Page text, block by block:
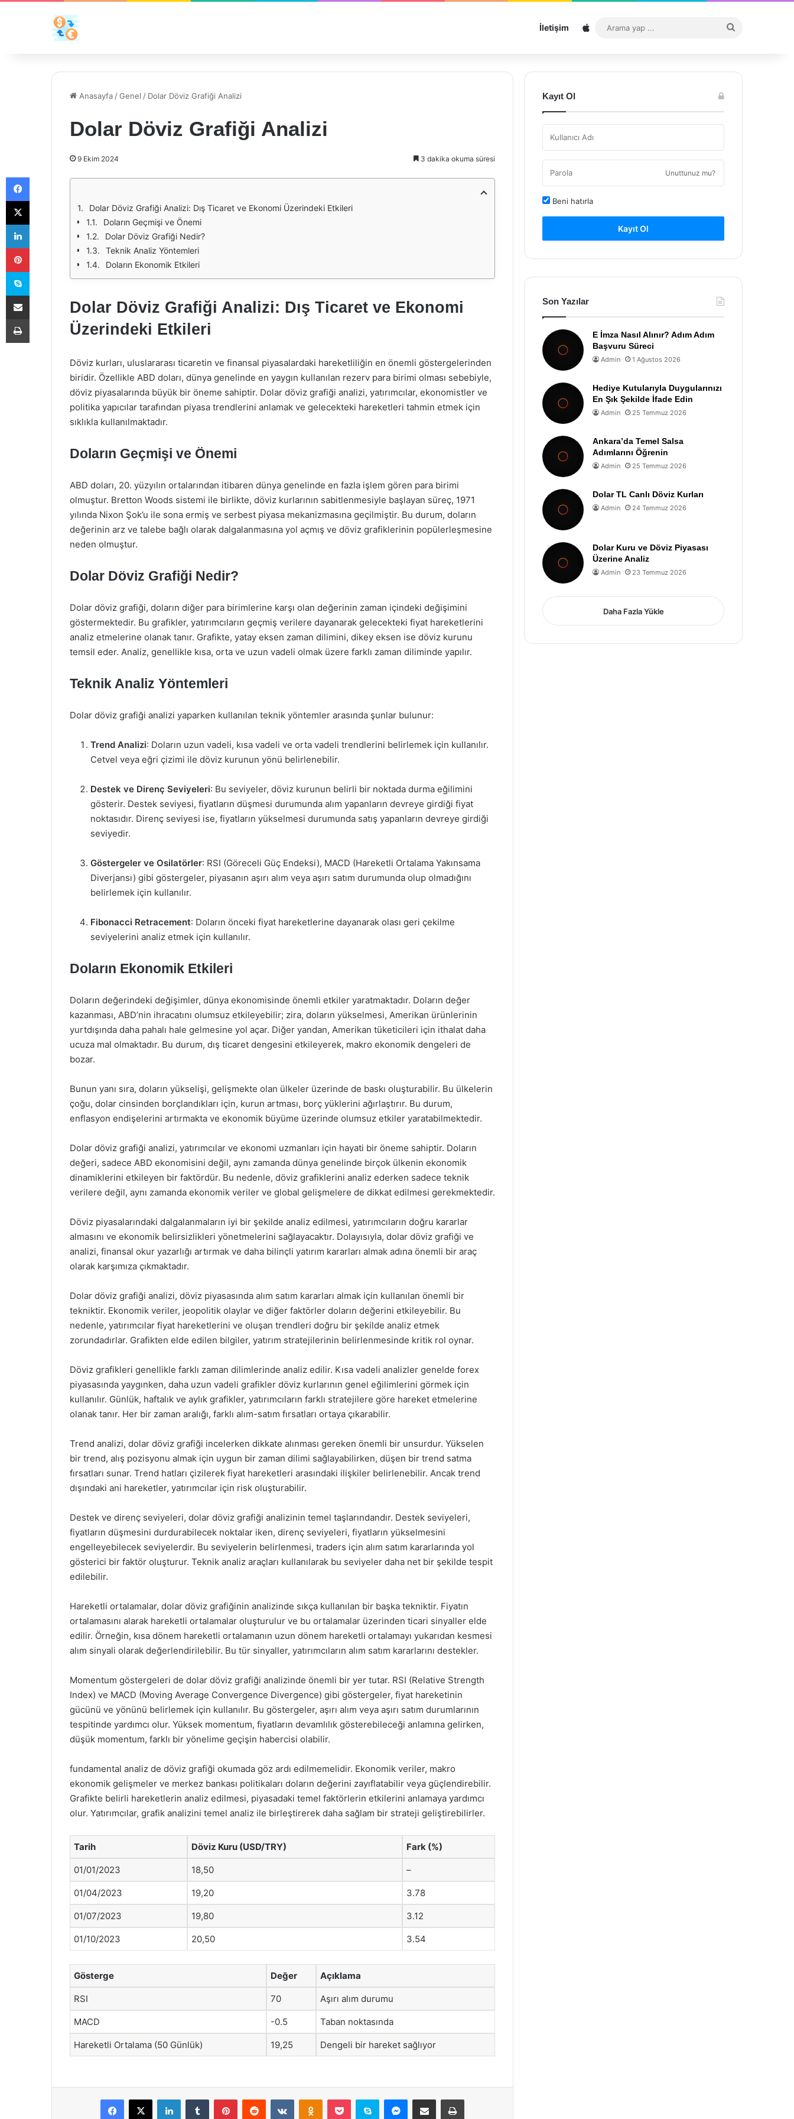
İletişim Sitemap
...
Anasayfa /Genel / Dolar Döviz Grafiği Analizi
Dolar Döviz Grafiği Analizi
9 Ekim 2024 3 dakika okuma süresi
Dolar Döviz Grafiği Analizi: Dış Ticaret ve Ekonomi Üzerindeki Etkileri
Doların Geçmişi ve Önemi
Dolar Döviz Grafiği Nedir?
Teknik Analiz Yöntemleri
Doların Ekonomik Etkileri
Dolar Döviz Grafiği Analizi: Dış Ticaret ve Ekonomi
Üzerindeki Etkileri
Döviz kurları, uluslararası ticaretin ve finansal piyasalardaki hareketliliğin en önemli göstergelerinden
biridir. Özellikle ABD doları, dünya genelinde en yaygın kullanılan rezerv para birimi olması sebebiyle,
döviz piyasalarında büyük bir öneme sahiptir. Dolar döviz grafiği analizi, yatırımcılar, ekonomistler ve
politika yapıcılar tarafından piyasa trendlerini anlamak ve gelecekteki hareketleri tahmin etmek için
sıklıkla kullanılmaktadır.
Doların Geçmişi ve Önemi
ABD doları, 20. yüzyılın ortalarından itibaren dünya genelinde en fazla işlem gören para birimi
olmuştur. Bretton Woods sistemi ile birlikte, döviz kurlarının sabitlenmesiyle başlayan süreç, 1971
yılında Nixon Şok’u ile sona ermiş ve serbest piyasa mekanizmasına geçilmiştir. Bu durum, doların
değerinin arz ve talebe bağlı olarak dalgalanmasına yol açmış ve döviz grafiklerinin popülerleşmesine
neden olmuştur.
Dolar Döviz Grafiği Nedir?
Dolar döviz grafiği, doların diğer para birimlerine karşı olan değerinin zaman içindeki değişimini
göstermektedir. Bu grafikler, yatırımcıların geçmiş verilere dayanarak gelecekteki fiyat hareketlerini
analiz etmelerine olanak tanır. Grafikte, yatay eksen zaman dilimini, dikey eksen ise döviz kurunu
temsil eder. Analiz, genellikle kısa, orta ve uzun vadeli olmak üzere farklı zaman diliminde yapılır.
Teknik Analiz Yöntemleri
Dolar döviz grafiği analizi yaparken kullanılan teknik yöntemler arasında şunlar bulunur:
Trend Analizi: Doların uzun vadeli, kısa vadeli ve orta vadeli trendlerini belirlemek için kullanılır.
Cetvel veya eğri çizimi ile döviz kurunun yönü belirlenebilir.
Destek ve Direnç Seviyeleri: Bu seviyeler, döviz kurunun belirli bir noktada durma eğilimini
gösterir. Destek seviyesi, fiyatların düşmesi durumunda alım yapanların devreye girdiği fiyat
noktasıdır. Direnç seviyesi ise, fiyatların yükselmesi durumunda satış yapanların devreye girdiği
seviyedir.
Göstergeler ve Osilatörler: RSI (Göreceli Güç Endeksi), MACD (Hareketli Ortalama Yakınsama
Diverjansı) gibi göstergeler, piyasanın aşırı alım veya aşırı satım durumunda olup olmadığını
belirlemek için kullanılır.
Fibonacci Retracement: Doların önceki fiyat hareketlerine dayanarak olası geri çekilme
seviyelerini analiz etmek için kullanılır.
Doların Ekonomik Etkileri
Doların değerindeki değişimler, dünya ekonomisinde önemli etkiler yaratmaktadır. Doların değer
kazanması, ABD’nin ihracatını olumsuz etkileyebilir; zira, doların yükselmesi, Amerikan ürünlerinin
yurtdışında daha pahalı hale gelmesine yol açar. Diğer yandan, Amerikan tüketicileri için ithalat daha
ucuza mal olmaktadır. Bu durum, dış ticaret dengesini etkileyerek, makro ekonomik dengeleri de
bozar.
Bunun yanı sıra, doların yükselişi, gelişmekte olan ülkeler üzerinde de baskı oluşturabilir. Bu ülkelerin
çoğu, dolar cinsinden borçlandıkları için, kurun artması, borç yüklerini ağırlaştırır. Bu durum,
enflasyon endişelerini artırmakta ve ekonomik büyüme üzerinde olumsuz etkiler yaratabilmektedir.
Dolar döviz grafiği analizi, yatırımcılar ve ekonomi uzmanları için hayati bir öneme sahiptir. Doların
değeri, sadece ABD ekonomisini değil, aynı zamanda dünya genelinde birçok ülkenin ekonomik
dinamiklerini etkileyen bir faktördür. Bu nedenle, döviz grafiklerini analiz ederken sadece teknik
verilere değil, aynı zamanda ekonomik veriler ve global gelişmelere de dikkat edilmesi gerekmektedir.
Döviz piyasalarındaki dalgalanmaların iyi bir şekilde analiz edilmesi, yatırımcıların doğru kararlar
almasını ve ekonomik belirsizlikleri yönetmelerini sağlayacaktır. Dolayısıyla, dolar döviz grafiği ve
analizi, finansal okur yazarlığı artırmak ve daha bilinçli yatırım kararları almak adına önemli bir araç
olarak karşımıza çıkmaktadır.
Dolar döviz grafiği analizi, döviz piyasasında alım satım kararları almak için kullanılan önemli bir
tekniktir. Ekonomik veriler, jeopolitik olaylar ve diğer faktörler doların değerini etkileyebilir. Bu
nedenle, yatırımcılar fiyat hareketlerini ve oluşan trendleri doğru bir şekilde analiz etmek
zorundadırlar. Grafikten elde edilen bilgiler, yatırım stratejilerinin belirlenmesinde kritik rol oynar.
Döviz grafikleri genellikle farklı zaman dilimlerinde analiz edilir. Kısa vadeli analizler genelde forex
piyasasında yaygınken, daha uzun vadeli grafikler döviz kurlarının genel eğilimlerini görmek için
kullanılır. Günlük, haftalık ve aylık grafikler, yatırımcıların farklı stratejilere göre hareket etmelerine
olanak tanır. Her bir zaman aralığı, farklı alım-satım fırsatları ortaya çıkarabilir.
Trend analizi, dolar döviz grafiği incelerken dikkate alınması gereken önemli bir unsurdur. Yükselen
bir trend, alış pozisyonu almak için uygun bir zaman dilimi sağlayabilirken, düşen bir trend satma
fırsatları sunar. Trend hatları çizilerek fiyat hareketleri arasındaki ilişkiler belirlenebilir. Ancak trend
dışındaki ani hareketler, yatırımcılar için risk oluşturabilir.
Destek ve direnç seviyeleri, dolar döviz grafiği analizinin temel taşlarındandır. Destek seviyeleri,
fiyatların düşmesini durdurabilecek noktalar iken, direnç seviyeleri, fiyatların yükselmesini
engelleyebilecek seviyelerdir. Bu seviyelerin belirlenmesi, traders için alım satım kararlarında yol
gösterici bir faktör oluşturur. Teknik analiz araçları kullanılarak bu seviyeler daha net bir şekilde tespit
edilebilir.
Hareketli ortalamalar, dolar döviz grafiğinin analizinde sıkça kullanılan bir başka tekniktir. Fiyatın
ortalamasını alarak hareketli ortalamalar oluşturulur ve bu ortalamalar üzerinden ticari sinyaller elde
edilir. Örneğin, kısa dönem hareketli ortalamanın uzun dönem hareketli ortalamayı yukarıdan kesmesi
alım sinyali olarak değerlendirilebilir. Bu tür sinyaller, yatırımcıların alım satım kararlarını destekler.
Momentum göstergeleri de dolar döviz grafiği analizinde önemli bir yer tutar. RSI (Relative Strength
Index) ve MACD (Moving Average Convergence Divergence) gibi göstergeler, fiyat hareketinin
gücünü ve yönünü belirlemek için kullanılır. Bu göstergeler, aşırı alım veya aşırı satım durumlarının
tespitinde yardımcı olur. Yüksek momentum, fiyatların devamlılık gösterebileceği anlamına gelirken,
düşük momentum, farklı bir yönelime geçişin habercisi olabilir.
fundamental analiz de döviz grafiği okumada göz ardı edilmemelidir. Ekonomik veriler, makro
ekonomik gelişmeler ve merkez bankası politikaları doların değerini zayıflatabilir veya güçlendirebilir.
Grafikte belirli hareketlerin analiz edilmesi, piyasadaki temel faktörlerin etkilerini anlamaya yardımcı
olur. Yatırımcılar, grafik analizini temel analiz ile birleştirerek daha sağlam bir strateji geliştirebilirler.
Tarih Döviz Kuru (USD/TRY) Fark (%)
01/01/2023 18,50 –
01/04/2023 19,20 3.78
01/07/2023 19,80 3.12
01/10/2023 20,50 3.54
Gösterge Değer Açıklama
RSI 70 Aşırı alım durumu
MACD -0.5 Taban noktasında
Hareketli Ortalama (50 Günlük) 19,25 Dengeli bir hareket sağlıyor
Facebook
X LinkedInTumblr PinterestReddit VKontakteOdnoklassniki
Pocket Skype Messenger
E-Posta ile paylaş Yazdır
Kayıt Ol
Unuttunuz mu?
Beni hatırla
Kayıt Ol
Son Yazılar
E İmza Nasıl Alınır? Adım Adım
Başvuru Süreci
Admin 1 Ağustos 2026
Hediye Kutularıyla Duygularınızı
En Şık Şekilde İfade Edin
Admin 25 Temmuz 2026
Ankara’da Temel Salsa
Adımlarını Öğrenin
Admin 25 Temmuz 2026
Dolar TL Canlı Döviz Kurları
Admin 24 Temmuz 2026
Dolar Kuru ve Döviz Piyasası
Üzerine Analiz
Admin 23 Temmuz 2026
Daha Fazla Yükle
Facebook
X
LinkedIn
Pinterest
Skype
E-Posta ile paylaş